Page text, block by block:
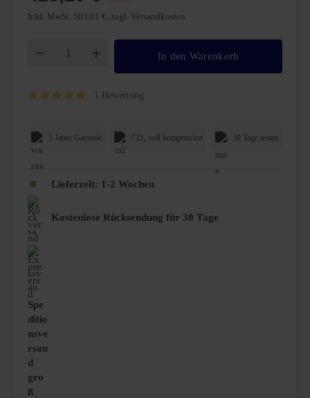
1 Bewertung
5 Jahre Garantie CO₂ voll kompensiert 30 Tage testen
Lieferzeit: 1-2 Wochen
Kostenlose Rücksendung für 30 Tage
Spe
ditio
nsve
rsan
d
gro
ß
Inkl. MwSt. 503,61 €, zzgl. Versandkosten
Produkt Anzahl: Gib den gewünschten
In den Warenkorb